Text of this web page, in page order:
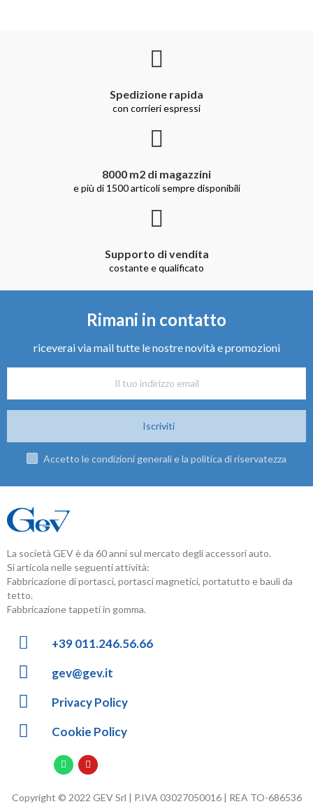
Spedizione rapida
con corrieri espressi
8000 m2 di magazzini
e più di 1500 articoli sempre disponibili
Supporto di vendita
costante e qualificato
Rimani in contatto
riceverai via mail tutte le nostre novità e promozioni
Iscriviti
Accetto le condizioni generali e la politica di riservatezza
La società GEV è da 60 anni sul mercato degli accessori auto.
Si articola nelle seguenti attività:
Fabbricazione di portasci, portasci magnetici, portatutto e bauli da
tetto.
Fabbricazione tappeti in gomma.
+39 011.246.56.66
gev@gev.it
Privacy Policy
Cookie Policy
Copyright © 2022 GEV Srl | P.IVA 03027050016 | REA TO-686536